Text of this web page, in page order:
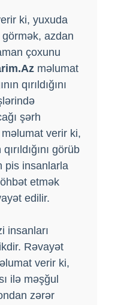
ki, yuxuda
görmək, azdan
çoxunu
məlumat
qırıldığını
şərh
məlumat verir ki,
görüb
pis insanlarla
etmək
edilir.
insanları
Rəvayət
verir ki,
ilə məşğul
zərər